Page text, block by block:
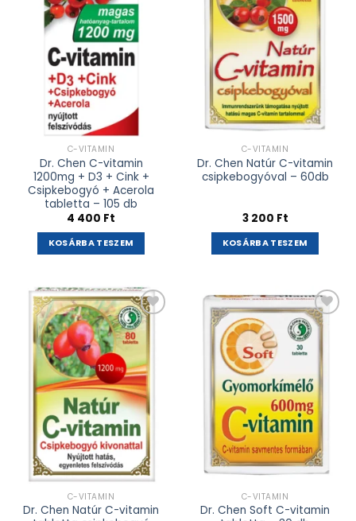
C-VITAMIN
Dr. Chen C-vitamin
1200mg + D3 + Cink +
Csipkebogyó + Acerola
tabletta – 105 db
4 400 Ft
KOSÁRBA TESZEM
C-VITAMIN
Dr. Chen Natúr C-vitamin
csipkebogyóval – 60db
3 200 Ft
KOSÁRBA TESZEM
Kívánságlistához
adás
C-VITAMIN
Dr. Chen Natúr C-vitamin
Kívánságlistához
adás
C-VITAMIN
Dr. Chen Soft C-vitamin